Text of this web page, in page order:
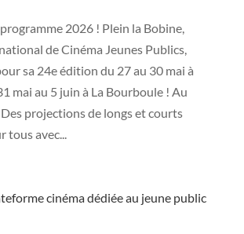
2026 ! Plein la Bobine,
de Cinéma Jeunes Publics,
sa 24e édition du 27 au 30 mai à
mai au 5 juin à La Bourboule ! Au
projections de longs et courts
tous avec...
cinéma dédiée au jeune public